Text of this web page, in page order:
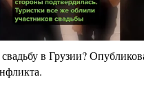
в Грузии?